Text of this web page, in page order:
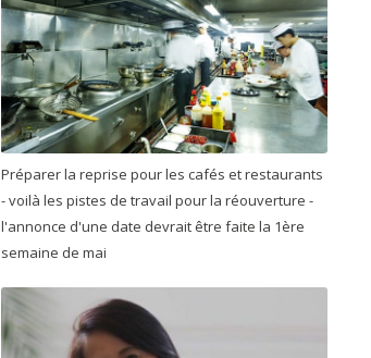
Préparer la reprise pour les cafés et restaurants
- voilà les pistes de travail pour la réouverture -
l'annonce d'une date devrait être faite la 1ère
semaine de mai